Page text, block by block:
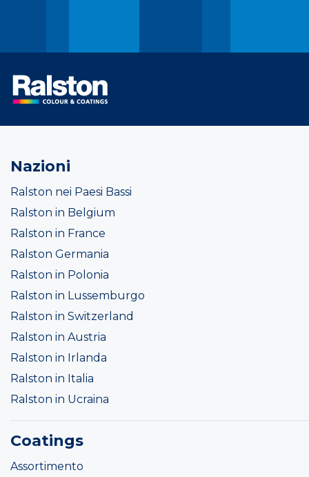
Nazioni
Ralston nei Paesi Bassi
Ralston in Belgium
Ralston in France
Ralston Germania
Ralston in Polonia
Ralston in Lussemburgo
Ralston in Switzerland
Ralston in Austria
Ralston in Irlanda
Ralston in Italia
Ralston in Ucraina
Coatings
Assortimento